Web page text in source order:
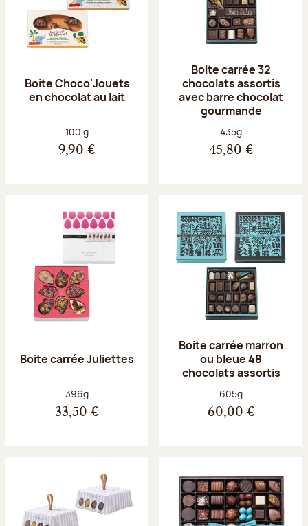
Boite Choco'Jouets
en chocolat au lait
Poids net :
100 g
9,90 €
Boite carrée 32
chocolats assortis
avec barre chocolat
gourmande
Poids net :
435g
45,80 €
Boite carrée Juliettes
Poids net :
396g
33,50 €
Boite carrée marron
ou bleue 48
chocolats assortis
Poids net :
605g
60,00 €